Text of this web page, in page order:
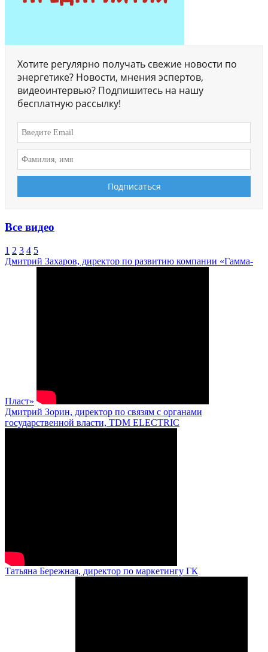
Хотите регулярно получать свежие новости по
энергетике? Новости, мнения эспертов,
видеоинтервью? Подпишитесь на нашу
бесплатную рассылку!
Все видео
1 2 3 4 5
Дмитрий Захаров, директор по развитию компании «Гамма-
Пласт»
Дмитрий Зорин, директор по связям с органами
государственной власти, TDM ELECTRIC
Татьяна Бережная, директор по маркетингу ГК